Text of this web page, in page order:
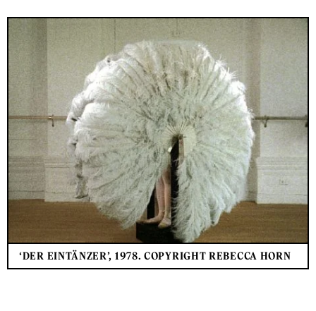
‘DER EINTÄNZER’, 1978. COPYRIGHT REBECCA HORN